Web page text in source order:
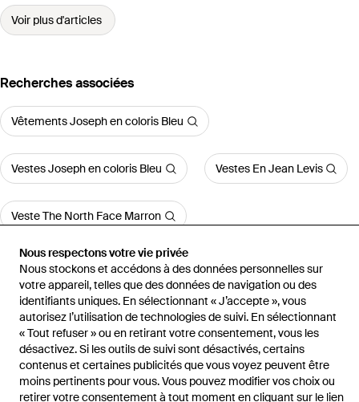
Nous respectons votre vie privée
Nous stockons et accédons à des données personnelles sur
votre appareil, telles que des données de navigation ou des
identifiants uniques. En sélectionnant « J’accepte », vous
autorisez l’utilisation de technologies de suivi. En sélectionnant
« Tout refuser » ou en retirant votre consentement, vous les
désactivez. Si les outils de suivi sont désactivés, certains
contenus et certaines publicités que vous voyez peuvent être
moins pertinents pour vous. Vous pouvez modifier vos choix ou
retirer votre consentement à tout moment en cliquant sur le lien
Voir plus d'articles
Recherches associées
Vêtements Joseph en coloris Bleu
Vestes Joseph en coloris Bleu Vestes En Jean Levis
Veste The North Face Marron
Veste The North Face Jaune
Voir plus d'articles